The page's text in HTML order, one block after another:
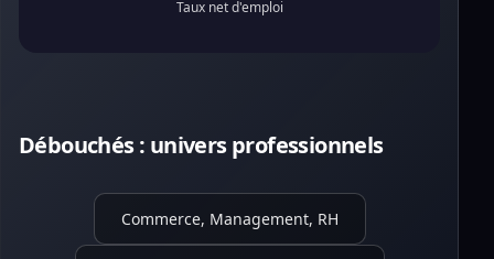
Taux net d'emploi
Débouchés : univers professionnels
Commerce, Management, RH